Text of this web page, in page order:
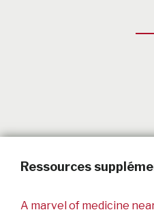
Ressources
A marvel of medicine